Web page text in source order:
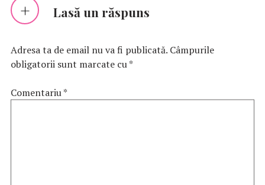
Lasă un răspuns
Adresa ta de email nu va fi publicată. Câmpurile
obligatorii sunt marcate cu*
Comentariu*